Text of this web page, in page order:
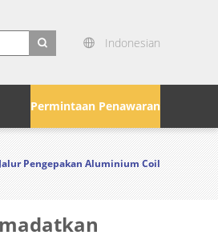
Indonesian
Permintaan Penawaran
Pengepakan Aluminium Coil